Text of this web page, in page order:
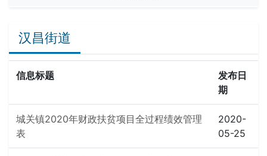
汉昌街道
信息标题
发布日
期
城关镇2020年财政扶贫项目全过程绩效管理
表
2020-
05-25